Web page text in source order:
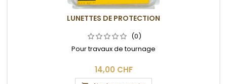
LUNETTES DE PROTECTION
(0)
Pour travaux de tournage
14,00 CHF